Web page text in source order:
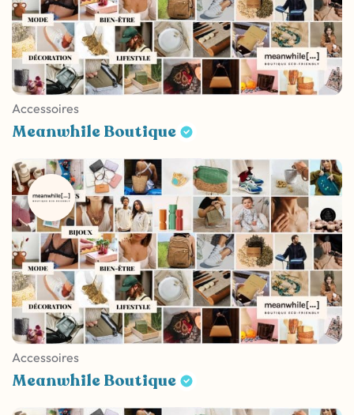
Accessoires
Meanwhile Boutique
Accessoires
Meanwhile Boutique